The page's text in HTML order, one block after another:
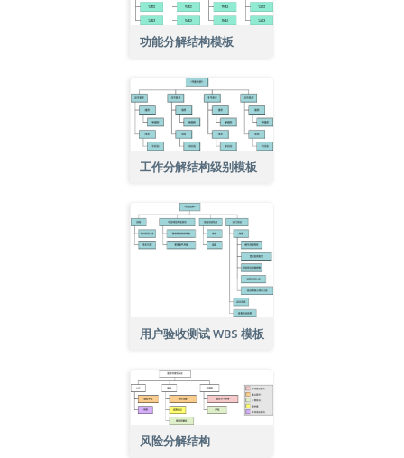
功能分解结构模板
工作分解结构级别模板
用户验收测试 WBS 模板
风险分解结构